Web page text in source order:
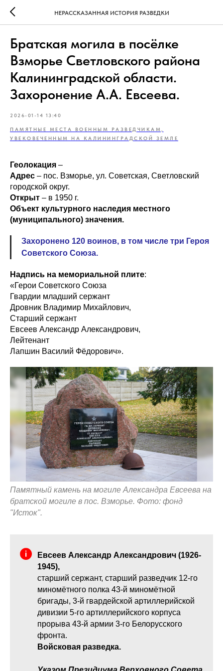
НЕРАССКАЗАННАЯ ИСТОРИЯ РАЗВЕДКИ
Братская могила в посёлке
Взморье Светловского района
Калининградской области.
Захоронение А.А. Евсеева.
2026-01-14 13:40
ПАМЯТНЫЕ МЕСТА ВОЕННЫМ РАЗВЕДЧИКАМ,
УВЕКОВЕЧЕННЫМ НА КАЛИНИНГРАДСКОЙ ЗЕМЛЕ
Геолокация –
Адрес – пос. Взморье, ул. Советская, Светловский
городской округ.
Открыт – в 1950 г.
Объект культурного наследия местного
(муниципального) значения.
Захоронено 120 воинов, в том числе три Героя
Советского Союза.
Надпись на мемориальной плите:
«Герои Советского Союза
Гвардии младший сержант
Дровник Владимир Михайлович,
Старший сержант
Евсеев Александр Александрович,
Лейтенант
Лапшин Василий Фёдорович».
Памятный камень на могиле Александра Евсеева на
братской могиле в пос. Взморье. Фото: фонд
"Исток".
Евсеев Александр Александрович (1926-
1945),
старший сержант, старший разведчик 12-го
миномётного полка 43-й миномётной
бригады, 3-й гвардейской артиллерийской
дивизии 5-го артиллерийского корпуса
прорыва 43-й армии 3-го Белорусского
фронта.
Войсковая разведка.